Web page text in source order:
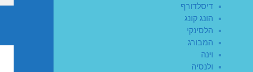
דיסלדורף
הונג קונג
הלסינקי
המבורג
וינה
ולנסיה